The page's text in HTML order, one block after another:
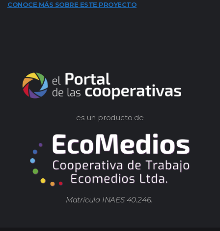
CONOCE MÁS SOBRE ESTE PROYECTO
es un producto de
Matrícula INAES 40.246.